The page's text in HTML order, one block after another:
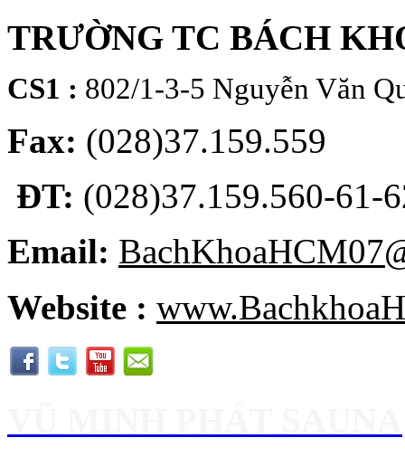
TRƯỜNG TC BÁCH
CS1 : 802/1-3-5 Nguyễn Văn
Fax: (028)37.159.559
ĐT: (028)37.159.560-61-
Email:
Website :